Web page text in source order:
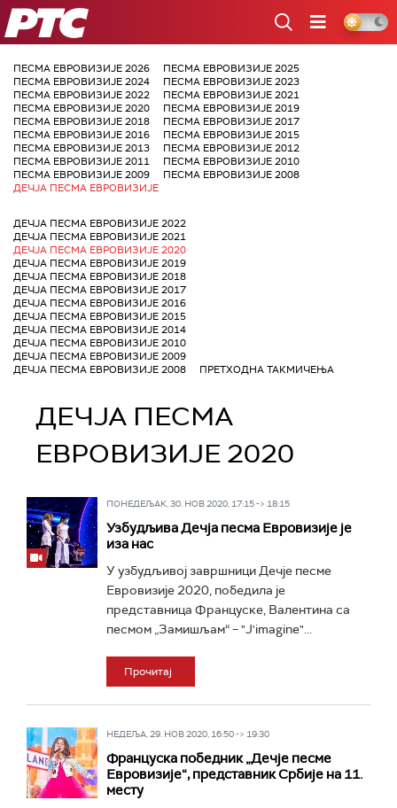
РТС
ПЕСМА ЕВРОВИЗИЈЕ 2026
ПЕСМА ЕВРОВИЗИЈЕ 2025
ПЕСМА ЕВРОВИЗИЈЕ 2024
ПЕСМА ЕВРОВИЗИЈЕ 2023
ПЕСМА ЕВРОВИЗИЈЕ 2022
ПЕСМА ЕВРОВИЗИЈЕ 2021
ПЕСМА ЕВРОВИЗИЈЕ 2020
ПЕСМА ЕВРОВИЗИЈЕ 2019
ПЕСМА ЕВРОВИЗИЈЕ 2018
ПЕСМА ЕВРОВИЗИЈЕ 2017
ПЕСМА ЕВРОВИЗИЈЕ 2016
ПЕСМА ЕВРОВИЗИЈЕ 2015
ПЕСМА ЕВРОВИЗИЈЕ 2013
ПЕСМА ЕВРОВИЗИЈЕ 2012
ПЕСМА ЕВРОВИЗИЈЕ 2011
ПЕСМА ЕВРОВИЗИЈЕ 2010
ПЕСМА ЕВРОВИЗИЈЕ 2009
ПЕСМА ЕВРОВИЗИЈЕ 2008
ДЕЧЈА ПЕСМА ЕВРОВИЗИЈЕ
ДЕЧЈА ПЕСМА ЕВРОВИЗИЈЕ 2022
ДЕЧЈА ПЕСМА ЕВРОВИЗИЈЕ 2021
ДЕЧЈА ПЕСМА ЕВРОВИЗИЈЕ 2020
ДЕЧЈА ПЕСМА ЕВРОВИЗИЈЕ 2019
ДЕЧЈА ПЕСМА ЕВРОВИЗИЈЕ 2018
ДЕЧЈА ПЕСМА ЕВРОВИЗИЈЕ 2017
ДЕЧЈА ПЕСМА ЕВРОВИЗИЈЕ 2016
ДЕЧЈА ПЕСМА ЕВРОВИЗИЈЕ 2015
ДЕЧЈА ПЕСМА ЕВРОВИЗИЈЕ 2014
ДЕЧЈА ПЕСМА ЕВРОВИЗИЈЕ 2010
ДЕЧЈА ПЕСМА ЕВРОВИЗИЈЕ 2009
ДЕЧЈА ПЕСМА ЕВРОВИЗИЈЕ 2008
ПРЕТХОДНА ТАКМИЧЕЊА
ДЕЧЈА ПЕСМА
ЕВРОВИЗИЈЕ 2020
ПОНЕДЕЉАК, 30. НОВ 2020, 17:15 -> 18:15
Узбудљива Дечја песма Евровизије је
иза нас
У узбудљивој завршници Дечје песме
Евровизије 2020, победила је
представница Француске, Валентина са
песмом „Замишљам“ – "J'imagine"...
Прочитај
НЕДЕЉА, 29. НОВ 2020, 16:50 -> 19:30
Француска победник „Дечје песме
Евровизије“, представник Србије на 11.
месту